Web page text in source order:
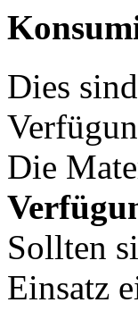
Dies
Die
Sollten
Einsatz